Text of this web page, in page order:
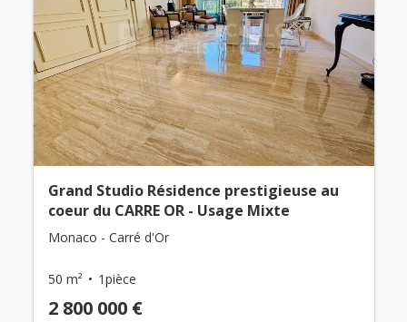
Grand Studio Résidence prestigieuse au
coeur du CARRE OR - Usage Mixte
Monaco - Carré d'Or
50 m² 1pièce
2 800 000 €